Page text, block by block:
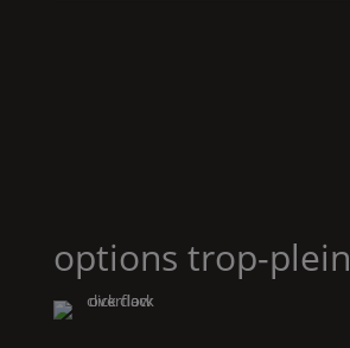
options trop-plein